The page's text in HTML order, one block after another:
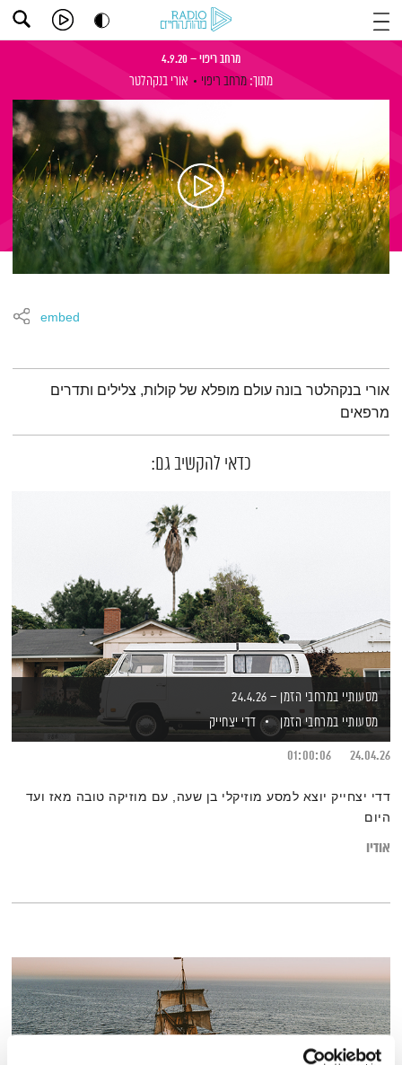
מרחב ריפוי – 4.9.20
מתוך: מרחב ריפוי אורי בנקהלטר
embed
תמצית הפודקאסט
אורי בנקהלטר בונה עולם מופלא של קולות, צלילים ותדרים
מרפאים
כדאי להקשיב גם:
מסעותיי במרחבי הזמן – 24.4.26
מסעותיי במרחבי הזמן
דדי יצחייק
24.04.26
01:00:06
דדי יצחייק יוצא למסע מוזיקלי בן שעה, עם מוזיקה טובה מאז ועד
היום
אודיו